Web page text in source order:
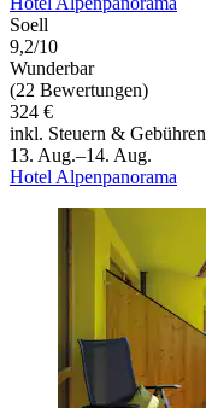
Soell
9,2/10
Wunderbar
(22 Bewertungen)
324 €
inkl. Steuern & Gebühren
13. Aug.–14. Aug.
Hotel Alpenpanorama